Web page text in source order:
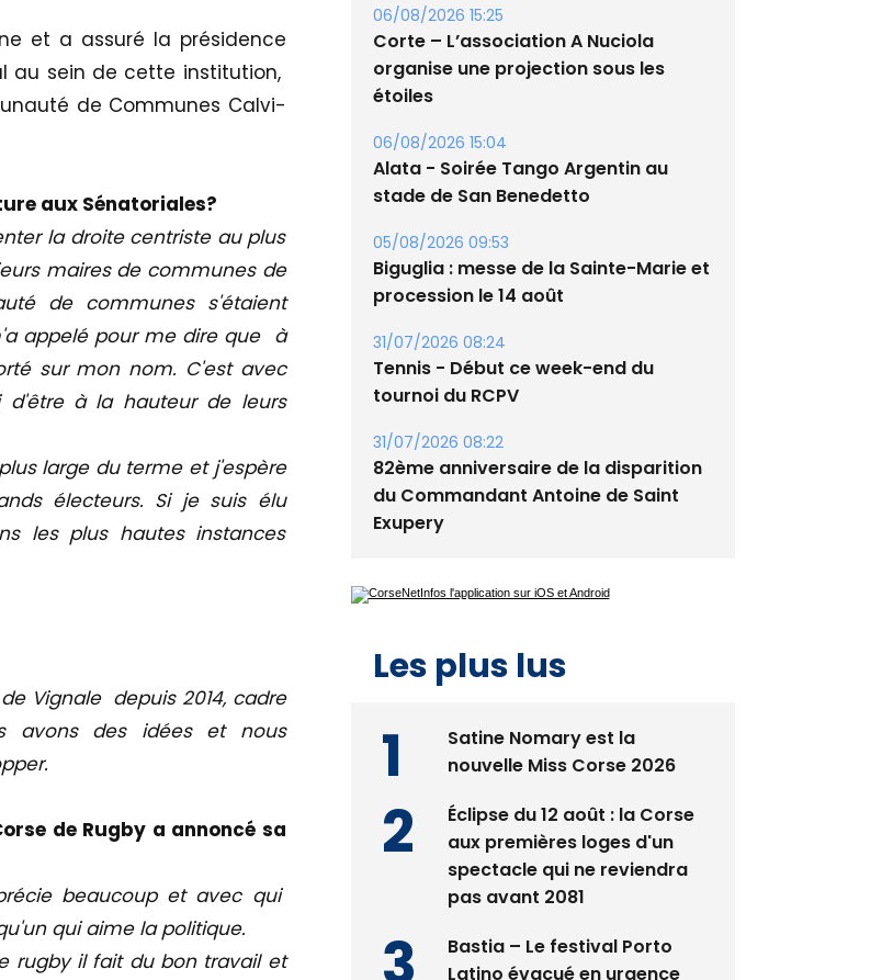
et a assuré la présidence
au sein de cette institution,
de Communes Calvi-
aux Sénatoriales?
la droite centriste au plus
maires de communes de
de communes s'étaient
appelé pour me dire que à
sur mon nom. C'est avec
d'être à la hauteur de leurs
large du terme et j'espère
électeurs. Si je suis élu
les plus hautes instances
Vignale depuis 2014, cadre
avons des idées et nous
de Rugby a annoncé sa
beaucoup et avec qui
qui aime la politique.
rugby il fait du bon travail et
Cruculi le 11 août
06/08/2026 15:25
Corte – L’association A Nuciola
étoiles
06/08/2026 15:04
stade de San Benedetto
05/08/2026 09:53
procession le 14 août
31/07/2026 08:24
tournoi du RCPV
31/07/2026 08:22
82ème anniversaire de la disparition
nouvelle Miss Corse 2026
Éclipse du 12 août : la Corse
aux premières loges d'un
pas avant 2081